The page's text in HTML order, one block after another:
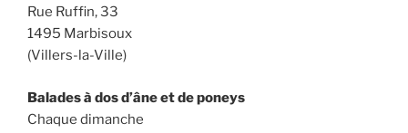
Rue Ruffin, 33
1495 Marbisoux
(Villers-la-Ville)
Balades à dos d’âne et de poneys
Chaque dimanche